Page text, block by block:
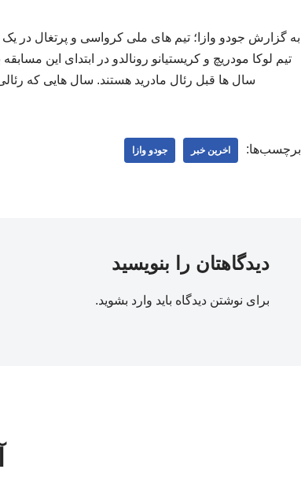
تیم لوکا مودریچ و کریستیانو رونالدو در ابتدای این
سال ها قبل رئال مادرید هستند. سال هایی که رئالی ها
برچسب‌ها: اخرین خبر جودو وازا
دیدگاهتان را بنویسید
برای نوشتن دیدگاه باید وارد بشوید.